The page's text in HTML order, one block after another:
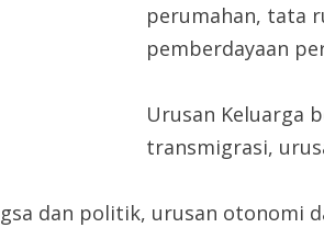
perumahan, tata
pemberdayaan
Urusan Keluarga
transmigrasi,
dan politik, urusan otonomi